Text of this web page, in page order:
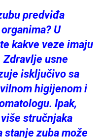
predviđa
U
kakve veze imaju
usne
isključivo sa
higijenom i
Ipak,
stručnjaka
stanje zuba može